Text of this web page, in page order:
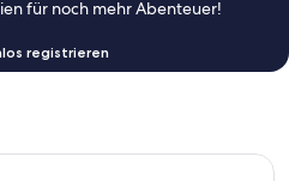
für noch mehr Abenteuer!
registrieren